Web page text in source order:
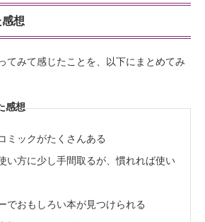
想
てみて感じたことを、以下にまとめてみ
感想
ミックがたくさんある
い方に少し手間取るが、慣れれば使い
でおもしろい本が見つけられる